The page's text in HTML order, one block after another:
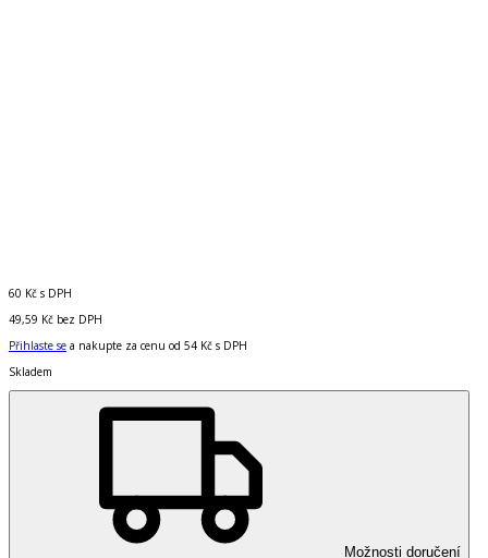
60 Kč s DPH
49,59 Kč bez DPH
Přihlaste se a nakupte za cenu od 54 Kč s DPH
Skladem
Možnosti doručení